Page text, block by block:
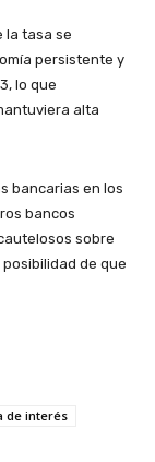
la tasa se
persistente y
lo que
alta
bancarias en los
bancos
sobre
de que
de interés